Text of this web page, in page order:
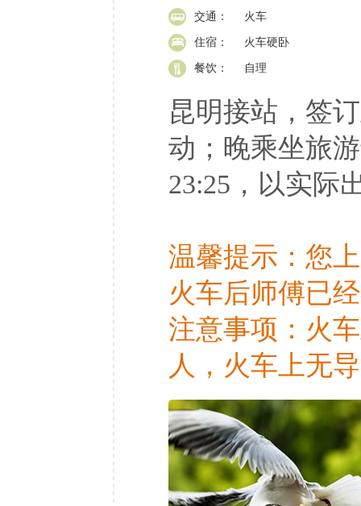
交通： 火车
住宿： 火车硬卧
餐饮： 自理
昆明接站，签
动；晚乘坐旅
23:25，以实际
温馨提示：您
火车后师傅已
注意事项：火
人，火车上无